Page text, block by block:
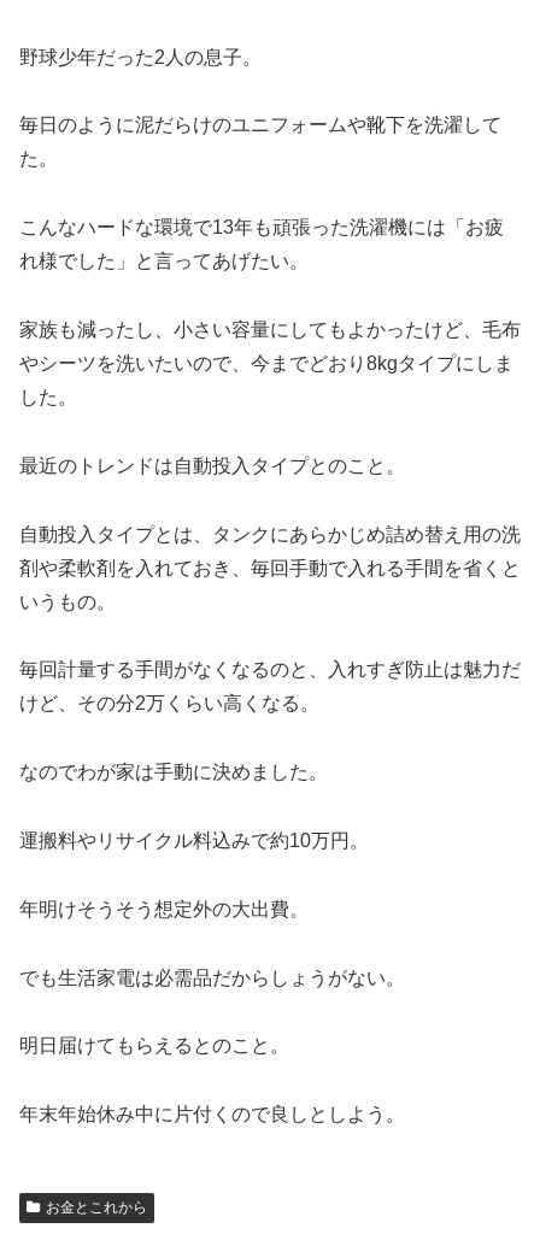
野球少年だった2人の息子。
毎日のように泥だらけのユニフォームや靴下を洗濯して
た。
こんなハードな環境で13年も頑張った洗濯機には「お疲
れ様でした」と言ってあげたい。
家族も減ったし、小さい容量にしてもよかったけど、毛布
やシーツを洗いたいので、今までどおり8kgタイプにしま
した。
最近のトレンドは自動投入タイプとのこと。
自動投入タイプとは、タンクにあらかじめ詰め替え用の洗
剤や柔軟剤を入れておき、毎回手動で入れる手間を省くと
いうもの。
毎回計量する手間がなくなるのと、入れすぎ防止は魅力だ
けど、その分2万くらい高くなる。
なのでわが家は手動に決めました。
運搬料やリサイクル料込みで約10万円。
年明けそうそう想定外の大出費。
でも生活家電は必需品だからしょうがない。
明日届けてもらえるとのこと。
年末年始休み中に片付くので良しとしよう。
お金とこれから